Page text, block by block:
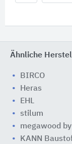
Ähnliche
BIRCO
Heras
EHL
stilum
megawood
KANN